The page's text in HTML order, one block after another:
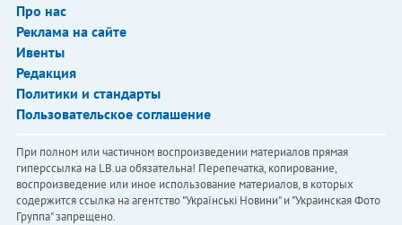
Про нас
Реклама на сайте
Ивенты
Редакция
Политики и стандарты
Пользовательское соглашение
При полном или частичном воспроизведении материалов прямая
гиперссылка на LB.ua обязательна! Перепечатка, копирование,
воспроизведение или иное использование материалов, в которых
содержится ссылка на агентство "Українськi Новини" и "Украинская Фото
Группа" запрещено.